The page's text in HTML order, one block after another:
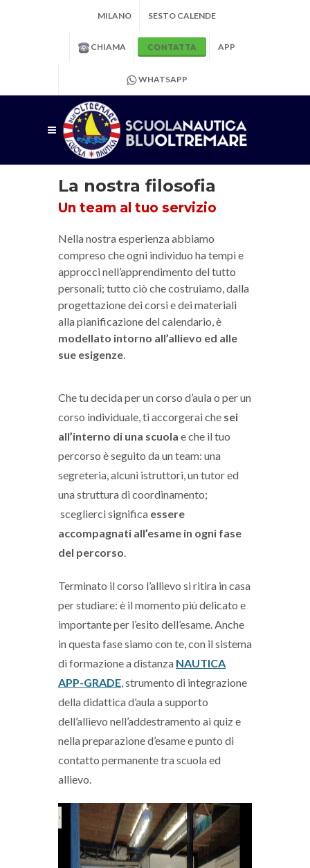
MILANO SESTO CALENDE
CHIAMA CONTATTA APP
WHATSAPP
La nostra filosofia
Un team al tuo servizio
Nella nostra esperienza abbiamo
compreso che ogni individuo ha tempi e
approcci nell’apprendimento del tutto
personali; tutto ciò che costruiamo, dalla
progettazione dei corsi e dei materiali
alla pianificazione del calendario, è
modellato intorno all’allievo ed alle
sue esigenze.
Che tu decida per un corso d’aula o per un
corso individuale, ti accorgerai che sei
all’interno di una scuola e che il tuo
percorso è seguito da un team: una
segreteria, alcuni istruttori, un tutor ed
una struttura di coordinamento;
sceglierci significa essere
accompagnati all’esame in ogni fase
del percorso.
Terminato il corso l’allievo si ritira in casa
per studiare: è il momento più delicato e
importante per l’esito dell’esame. Anche
in questa fase siamo con te, con ilsistema
di formazione a distanza NAUTICA
APP-GRADE, strumento di integrazione
della didattica d’aula a supporto
dell’allievo nell’addestramento ai quiz e
nella preparazione d’esame e punto di
contatto permanente tra scuola ed
allievo.